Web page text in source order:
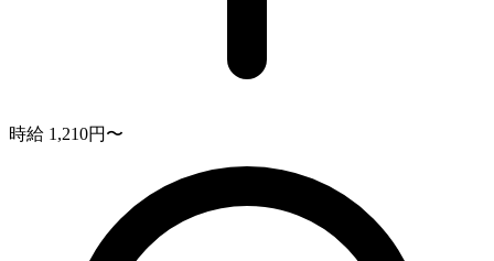
時給 1,210円〜